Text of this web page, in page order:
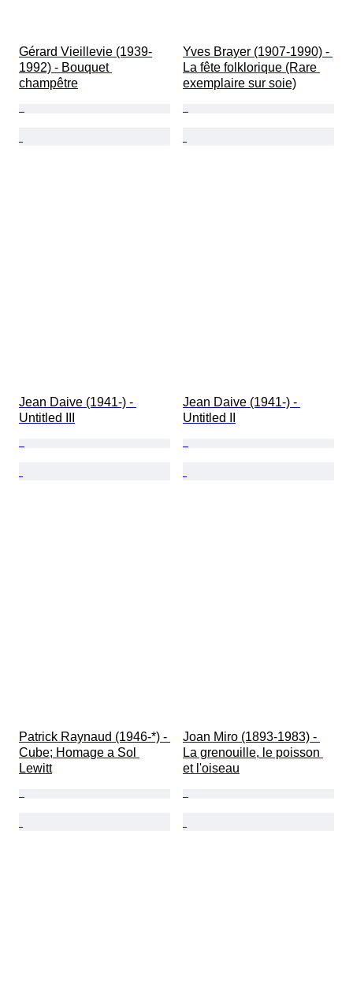
Gérard Vieillevie (1939-
1992) - Bouquet
champêtre
Yves Brayer (1907-1990) -
La fête folklorique (Rare
exemplaire sur soie)
Jean Daive (1941-) -
Untitled III
Jean Daive (1941-) -
Untitled II
Patrick Raynaud (1946-*) -
Cube; Homage a Sol
Lewitt
Joan Miro (1893-1983) -
La grenouille, le poisson
et l'oiseau